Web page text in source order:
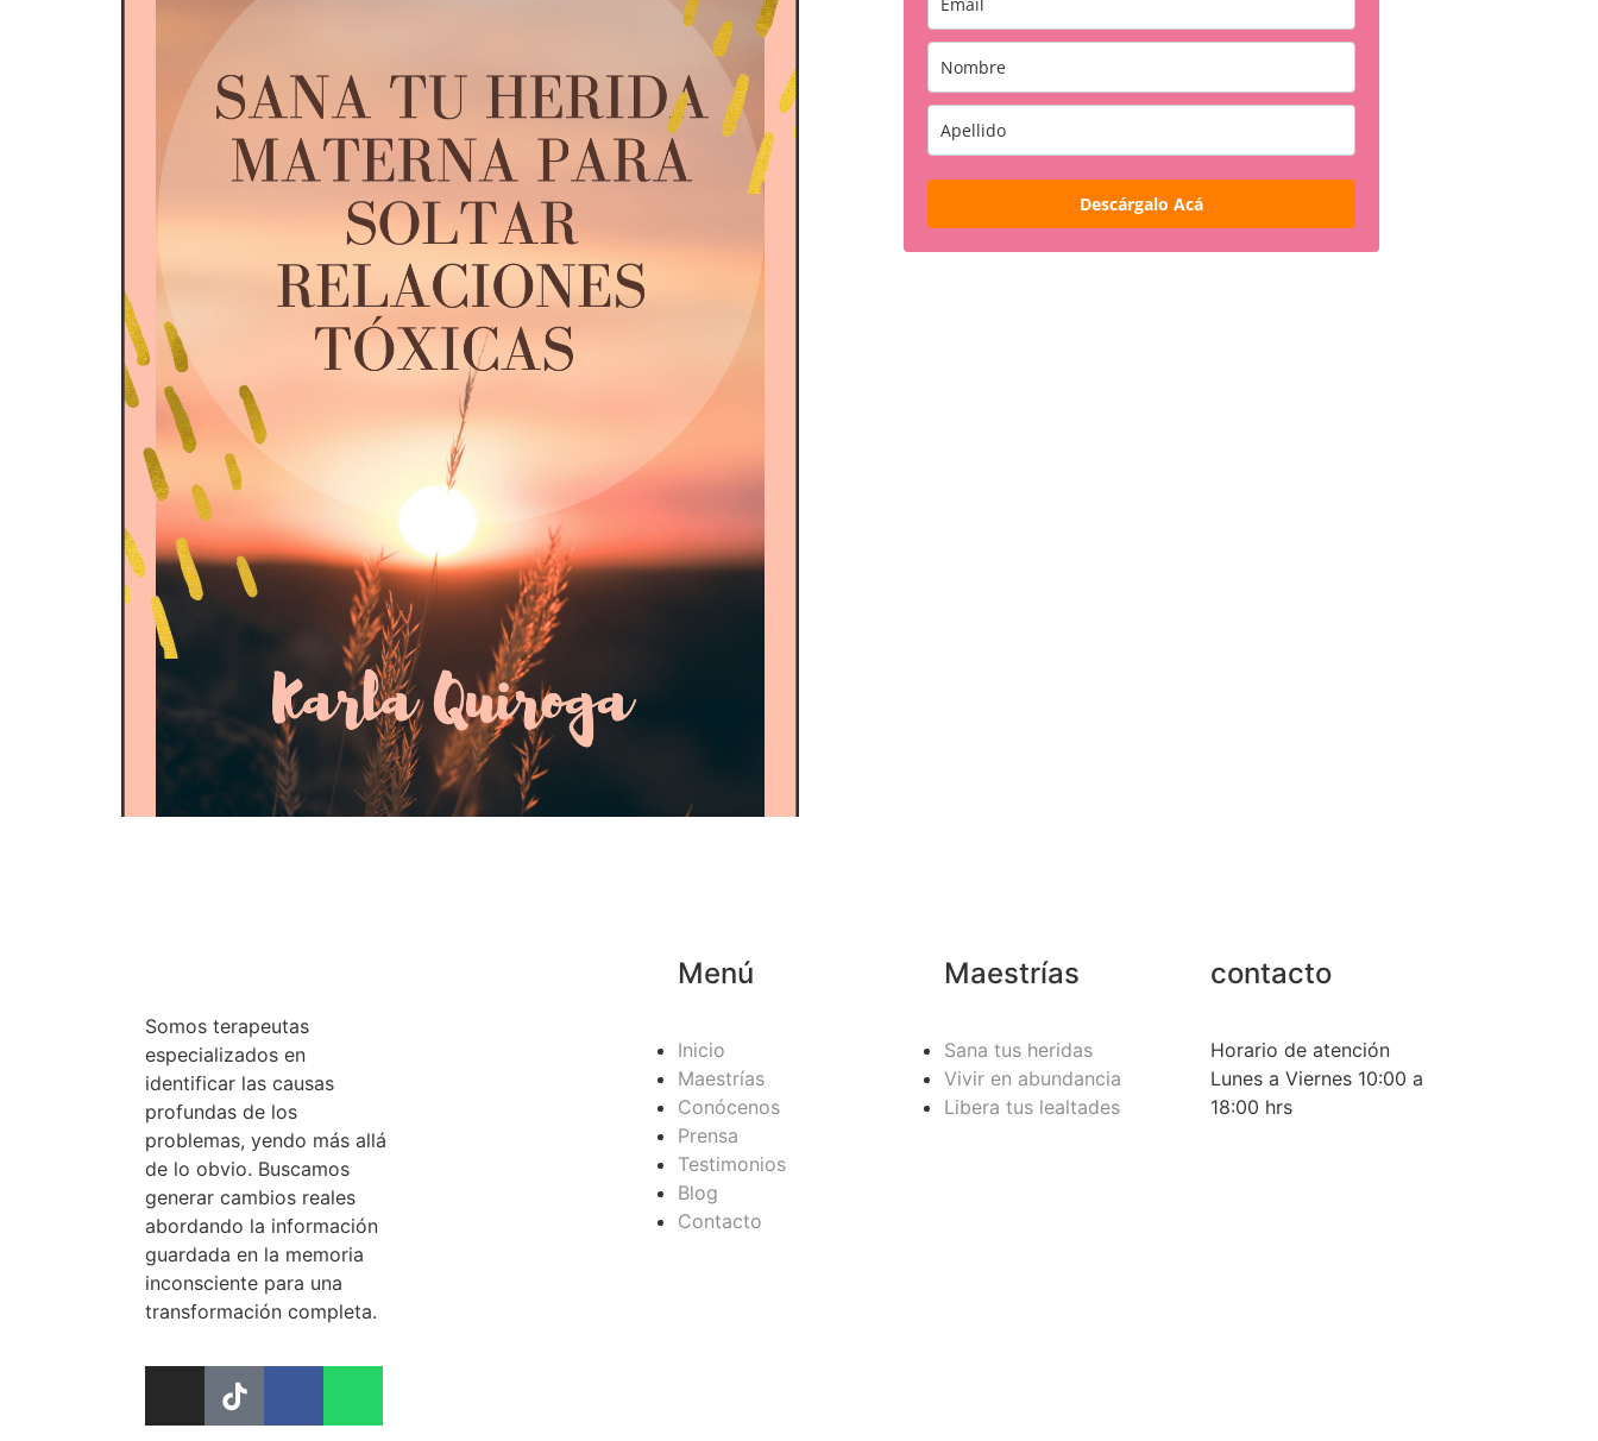
Descárgalo Acá
Somos terapeutas
especializados en
identificar las causas
profundas de los
problemas, yendo más allá
de lo obvio. Buscamos
generar cambios reales
abordando la información
guardada en la memoria
inconsciente para una
transformación completa.
Menú
Inicio
Maestrías
Conócenos
Prensa
Testimonios
Blog
Contacto
Maestrías
Sana tus heridas
Vivir en abundancia
Libera tus lealtades
contacto
Horario de atención
Lunes a Viernes 10:00 a
18:00 hrs